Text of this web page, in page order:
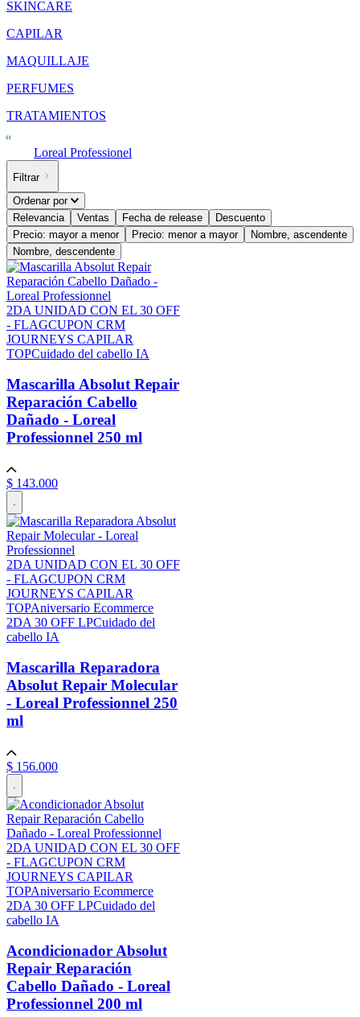
SKINCARE
CAPILAR
MAQUILLAJE
PERFUMES
TRATAMIENTOS
Loreal Professionel
Filtrar
Ordenar por
Relevancia
Ventas Fecha de release
Descuento
Precio: mayor a menor
Precio: menor a mayor
Nombre, ascendente
Nombre, descendente
2DA UNIDAD CON EL 30 OFF
- FLAGCUPON CRM
JOURNEYS CAPILAR
TOPCuidado del cabello IA
Mascarilla Absolut Repair
Reparación Cabello
Dañado - Loreal
Professionnel 250 ml
$ 143.000
.
2DA UNIDAD CON EL 30 OFF
- FLAGCUPON CRM
JOURNEYS CAPILAR
TOPAniversario Ecommerce
2DA 30 OFF LPCuidado del
cabello IA
Mascarilla Reparadora
Absolut Repair Molecular
- Loreal Professionnel 250
ml
$ 156.000
.
2DA UNIDAD CON EL 30 OFF
- FLAGCUPON CRM
JOURNEYS CAPILAR
TOPAniversario Ecommerce
2DA 30 OFF LPCuidado del
cabello IA
Acondicionador Absolut
Repair Reparación
Cabello Dañado - Loreal
Professionnel 200 ml